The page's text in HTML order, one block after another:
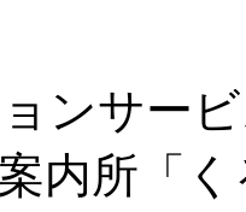
ンサー
案内所「